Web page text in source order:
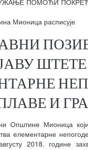
ПОМОЋИ
Мионица расписује
И
Општине Мионица
елементарне
2018. године